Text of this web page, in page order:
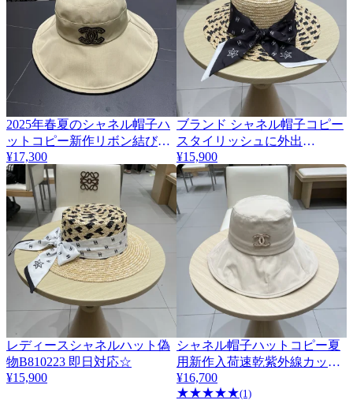
2025年春夏のシャネル帽子ハ
ットコピー新作リボン結び漁
師帽女性用専門店 707033
¥17,300
ブランド シャネル帽子コピー
スタイリッシュに外出
B810221
¥15,900
レディースシャネルハット偽
物B810223 即日対応☆
¥15,900
シャネル帽子ハットコピー夏
用新作入荷速乾紫外線カット
サン 333765
¥16,700
★★★★★(1)